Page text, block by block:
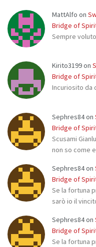
MattAlfo on
Bridge of
Sempre
Kirito3199on
Bridge of
Incuriosito da
Sephres84on
Bridge of
Scusami
non so come
Sephres84on
Bridge of
Se la fortuna
sarò io il
Sephres84on
Bridge of
Se la fortuna